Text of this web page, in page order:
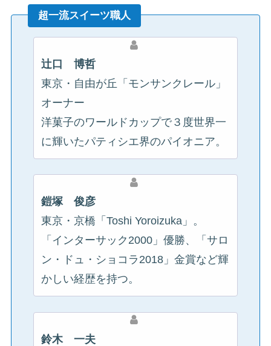
超一流スイーツ職人
辻口 博哲
東京・自由が丘「モンサンクレール」
オーナー
洋菓子のワールドカップで３度世界一
に輝いたパティシエ界のパイオニア。
鎧塚 俊彦
東京・京橋「Toshi Yoroizuka」。
「インターサック2000」優勝、「サロ
ン・ドュ・ショコラ2018」金賞など輝
かしい経歴を持つ。
鈴木 一夫